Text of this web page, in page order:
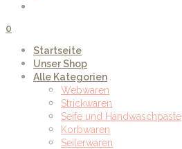
0
Startseite
Unser Shop
Alle Kategorien
Webwaren
Strickwaren
Seife und Handwaschpaste
Korbwaren
Seilerwaren